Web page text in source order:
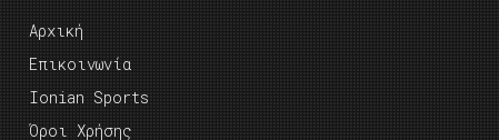
Αρχική
Επικοινωνία
Ionian Sports
Όροι Χρήσης